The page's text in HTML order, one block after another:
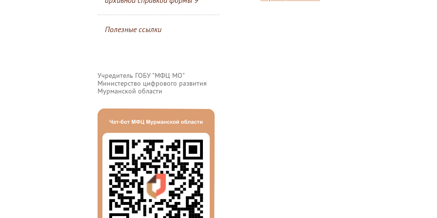
Полезные ссылки
Учредитель ГОБУ "МФЦ МО"
Министерство цифрового развития
Мурманской области